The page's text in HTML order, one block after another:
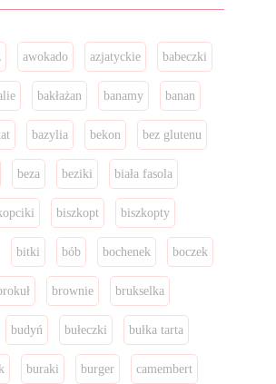
awokado azjatyckie babeczki
bakłażan banamy banan
bazylia bekon bez glutenu
beza beziki biała fasola
biszkopt biszkopty
bitki bób bochenek boczek
brownie brukselka
budyń bułeczki bułka tarta
buraki burger camembert